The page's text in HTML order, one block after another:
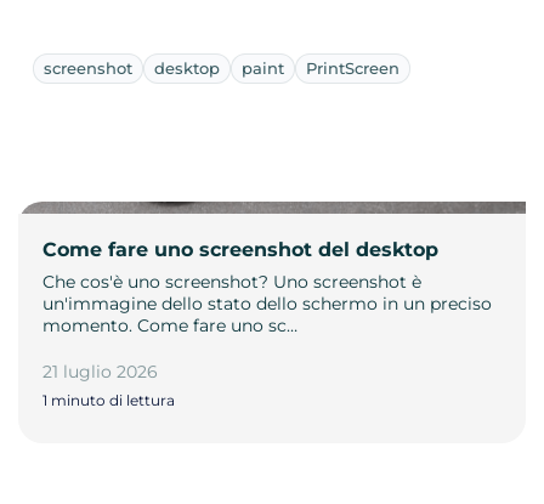
screenshot desktop paint PrintScreen
Come fare uno screenshot del desktop
Che cos'è uno screenshot? Uno screenshot è
un'immagine dello stato dello schermo in un preciso
momento. Come fare uno sc…
21 luglio 2026
1 minuto di lettura